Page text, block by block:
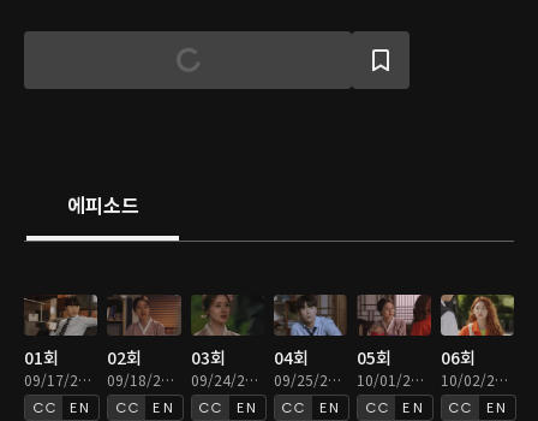
에피소드
01회
09/17/2025 • 1시간 4분
EN
02회
09/18/2025 • 1시간 2분
EN
03회
09/24/2025 • 1시간 2분
EN
04회
09/25/2025 • 1시간 3분
EN
05회
10/01/2025 • 1시간 1분
EN
06회
10/02/2025 • 1시간 1분
EN